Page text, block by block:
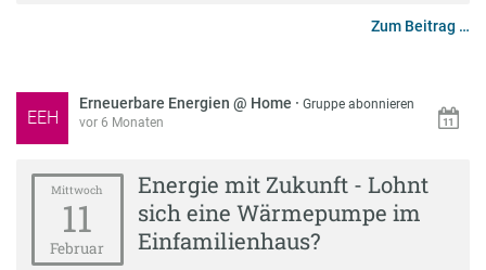
Zum Beitrag …
EEH
Erneuerbare Energien @ Home ·Gruppe abonnieren
vor 6 Monaten
Mittwoch
11
Februar
Energie mit Zukunft - Lohnt
sich eine Wärmepumpe im
Einfamilienhaus?